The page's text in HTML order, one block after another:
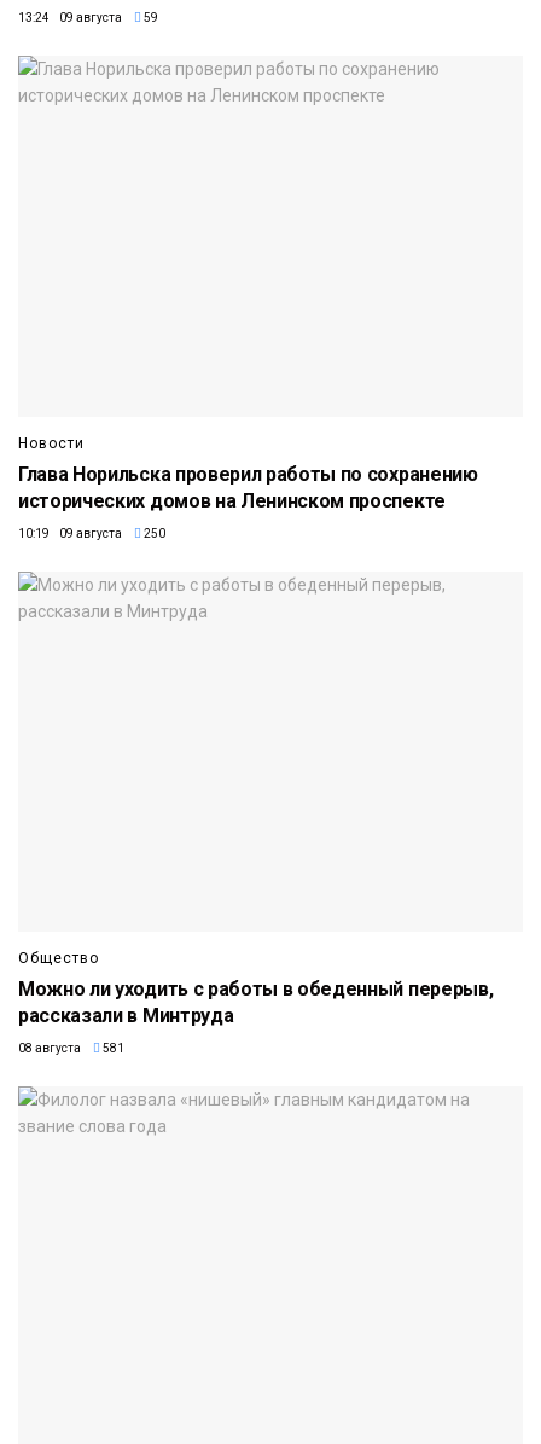
13:24 09 августа 59
Новости
Глава Норильска проверил работы по сохранению
исторических домов на Ленинском проспекте
10:19 09 августа 250
Общество
Можно ли уходить с работы в обеденный перерыв,
рассказали в Минтруда
08 августа 581